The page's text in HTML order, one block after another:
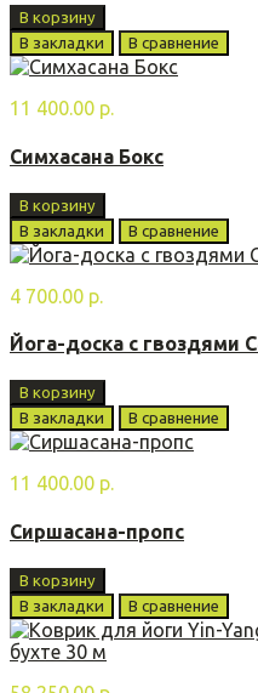
В корзину
В закладки
В сравнение
11 400.00 р.
Симхасана Бoкс
В корзину
В закладки
В сравнение
4 700.00 р.
Йога-доска с гвоздями
В корзину
В закладки
В сравнение
11 400.00 р.
Сиршасана-прoпс
В корзину
В закладки
В сравнение